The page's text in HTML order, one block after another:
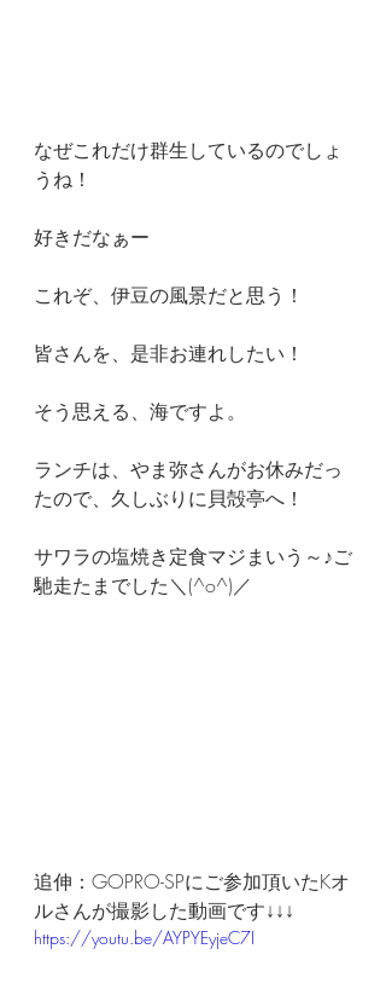
なぜこれだけ群生しているのでしょ
うね！
好きだなぁー
これぞ、伊豆の風景だと思う！
皆さんを、是非お連れしたい！
そう思える、海ですよ。
ランチは、やま弥さんがお休みだっ
たので、久しぶりに貝殻亭へ！
サワラの塩焼き定食マジまいう～♪ご
馳走たまでした＼(^o^)／
追伸：GOPRO-SPにご参加頂いたKオ
ルさんが撮影した動画です↓↓↓
https://youtu.be/AYPYEyjeC7I